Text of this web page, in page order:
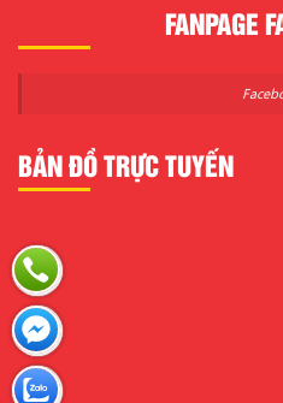
FANPAGE
BẢN ĐỒ TRỰC TUYẾN